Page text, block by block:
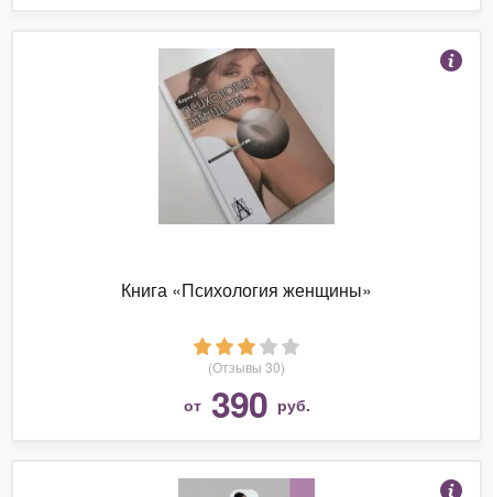
Книга «Психология женщины»
(Отзывы 30)
от 390 руб.